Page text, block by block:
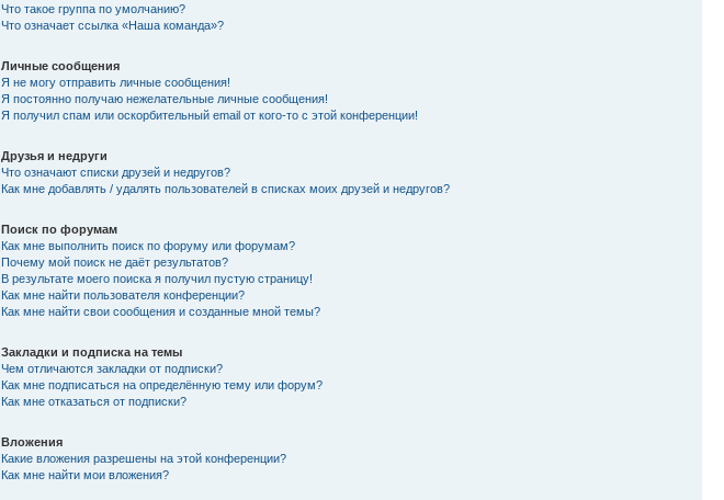
Что такое группа по умолчанию?
Что означает ссылка «Наша команда»?
Личные сообщения
Я не могу отправить личные сообщения!
Я постоянно получаю нежелательные личные сообщения!
Я получил спам или оскорбительный email от кого-то с этой конференции!
Друзья и недруги
Что означают списки друзей и недругов?
Как мне добавлять / удалять пользователей в списках моих друзей и недругов?
Поиск по форумам
Как мне выполнить поиск по форуму или форумам?
Почему мой поиск не даёт результатов?
В результате моего поиска я получил пустую страницу!
Как мне найти пользователя конференции?
Как мне найти свои сообщения и созданные мной темы?
Закладки и подписка на темы
Чем отличаются закладки от подписки?
Как мне подписаться на определённую тему или форум?
Как мне отказаться от подписки?
Вложения
Какие вложения разрешены на этой конференции?
Как мне найти мои вложения?